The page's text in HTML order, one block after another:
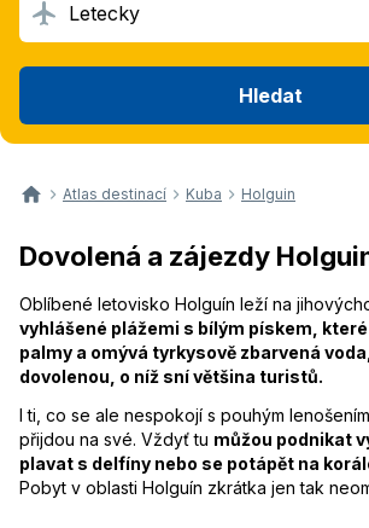
Letecky
Hledat
Atlas destinací Kuba Holguin
Dovolená a zájezdy
Oblíbené letovisko Holguín leží na
vyhlášené plážemi s bílým pískem,
palmy a omývá tyrkysově zbarvená
dovolenou, o níž sní většina turistů.
I ti, co se ale nespokojí s pouhým
přijdou na své. Vždyť tu můžou podnikat
plavat s delfíny nebo se potápět na
Pobyt v oblasti Holguín zkrátka jen tak